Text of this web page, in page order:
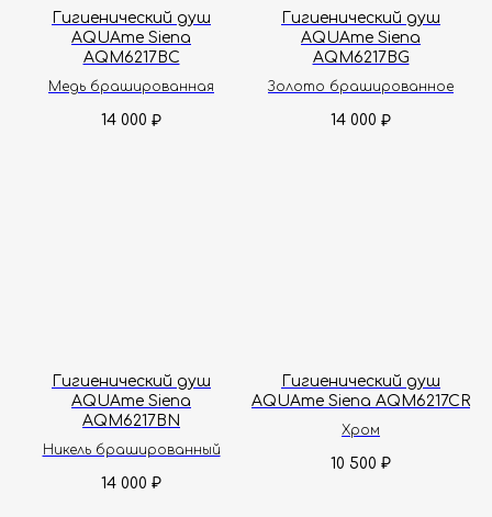
Гигиенический душ
AQUAme Siena
AQM6217BC
Медь брашированная
14 000 ₽
Гигиенический душ
AQUAme Siena
AQM6217BG
Золото брашированное
14 000 ₽
Гигиенический душ
AQUAme Siena
AQM6217BN
Никель брашированный
14 000 ₽
Гигиенический душ
AQUAme Siena AQM6217CR
Хром
10 500 ₽